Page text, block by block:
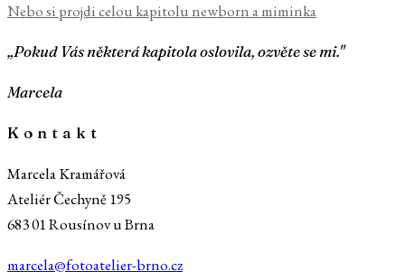
Nebo si projdi celou kapitolu newborn a miminka
„Pokud Vás některá kapitola oslovila, ozvěte se mi."
Marcela
Kontakt
Marcela Kramářová
Ateliér Čechyně 195
683 01 Rousínov u Brna
marcela@fotoatelier-brno.cz